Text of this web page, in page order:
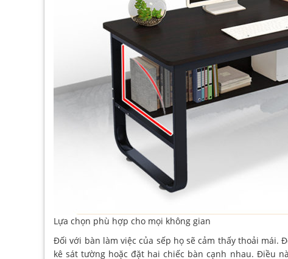
Lựa chọn phù hợp cho mọi không gian
Đối với bàn làm việc của sếp họ sẽ cảm thấy thoải
kê sát tường hoặc đặt hai chiếc bàn cạnh nhau. Điều